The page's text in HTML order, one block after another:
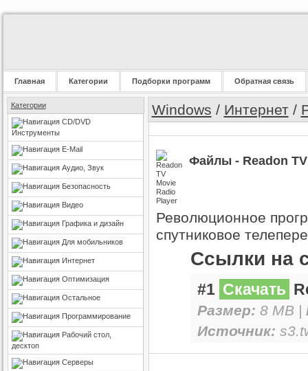
Главная Категории Подборки программ Обратная связь
Категории
CD/DVD
Инструменты
E-Mail
Аудио, Звук
Безопасность
Видео
Графика и дизайн
Для мобильников
Интернет
Оптимизация
Остальное
Программирование
Рабочий стол,
десктоп
Серверы
Windows / Интернет/
Файлы - Readon
Революционное
спутниковое
Ссылки на
#1 Скачать
Размер: 8 MB |
Источник: